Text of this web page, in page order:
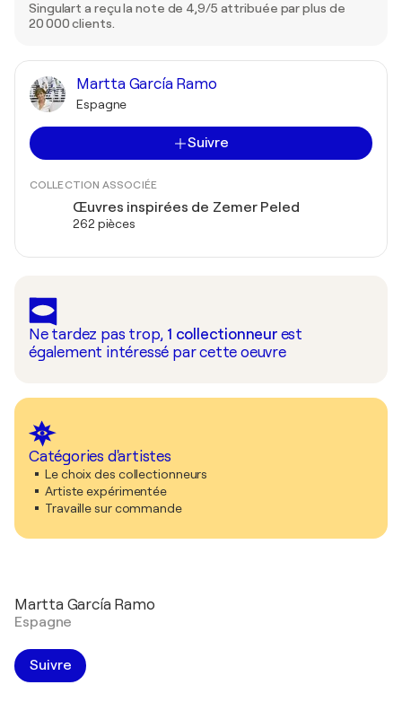
Singulart a reçu la note de 4,9/5 attribuée par plus de
20 000 clients.
Martta García Ramo
Espagne
Suivre
COLLECTION ASSOCIÉE
Œuvres inspirées de Zemer Peled
262 pièces
Ne tardez pas trop, 1 collectionneur est
également intéressé par cette oeuvre
Catégories d'artistes
Le choix des collectionneurs
Artiste expérimentée
Travaille sur commande
Martta García Ramo
Espagne
Suivre